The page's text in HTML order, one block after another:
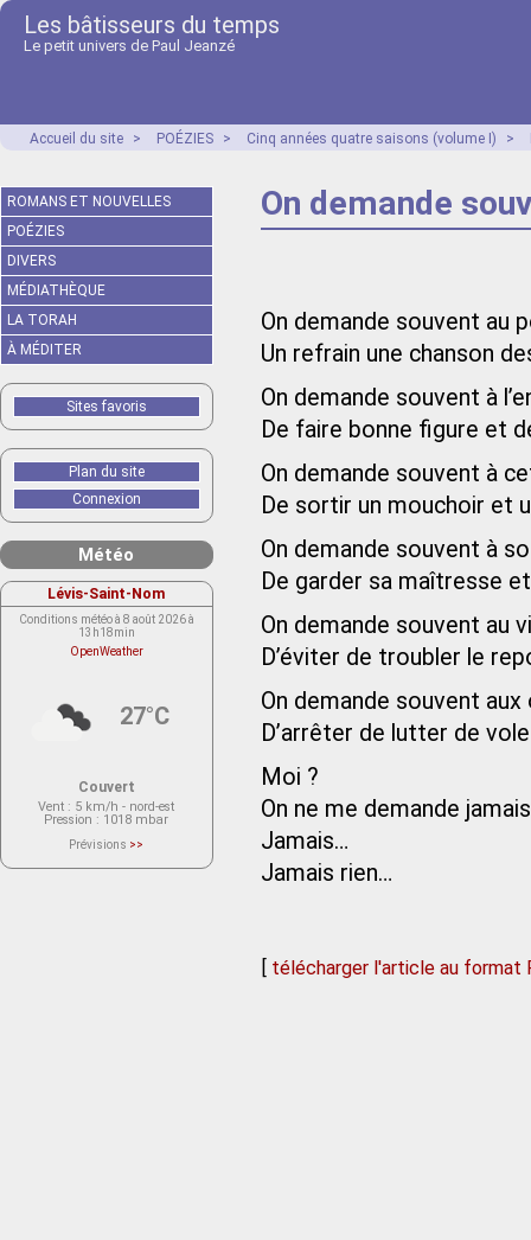
Les bâtisseurs du temps
Le petit univers de Paul Jeanzé
Accueil du site > POÉZIES > Cinq années quatre saisons (volume I) >
On demande
On demande souvent au
Un refrain une chanson
On demande souvent à
De faire bonne figure et
On demande souvent à
De sortir un mouchoir et
On demande souvent à
De garder sa maîtresse
On demande souvent au
D’éviter de troubler le
On demande souvent
D’arrêter de lutter de
Moi ?
On ne me demande
Jamais…
Jamais rien…
[ télécharger l'article au format
ROMANS ET NOUVELLES
POÉZIES
DIVERS
MÉDIATHÈQUE
LA TORAH
À MÉDITER
Sites favoris
Plan du site
Connexion
Météo
Lévis-Saint-Nom
Conditions météo à 8 août 2026 à
13h18min
OpenWeather
27°C
Couvert
Vent : 5 km/h - nord-est
Pression : 1018 mbar
Prévisions >>
actuellement aucune prévision